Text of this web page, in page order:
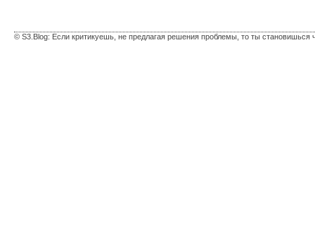
© S3.Blog: Если критикуешь, не предлагая решения проблемы, то ты становишься